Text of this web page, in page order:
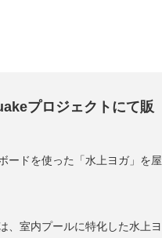
プロジェクトにて販
ードを使った「水上ヨガ」を屋
、室内プールに特化した水上ヨ